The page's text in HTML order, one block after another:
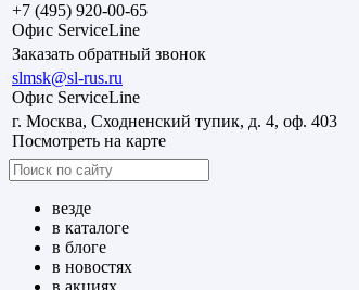
+7 (495) 920-00-65
Офис ServiceLine
Заказать обратный звонок
slmsk@sl-rus.ru
Офис ServiceLine
г. Москва, Сходненский тупик, д. 4, оф. 403
Посмотреть на карте
везде
в каталоге
в блоге
в новостях
в акциях